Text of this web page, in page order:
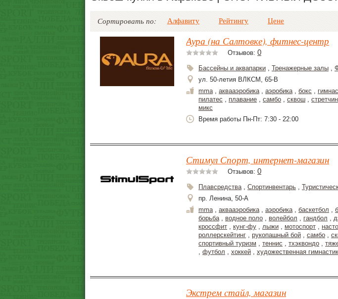
Сортировать по: Алфавиту Рейтингу Цене
Аура (на Салтовке), фитнес-центр
Отзывов: 0
Бассейны и аквапарки , Тренажерные залы ,
ул. 50-летия ВЛКСМ, 65-В
mma, аквааэробика, аэробика, бокс ,
пилатес , плавание , самбо , сквош ,
микс
Время работы Пн-Пт: 7:30 - 22:00
Стимул Спорт, интернет-магазин
Отзывов: 0
Плавсредства, Спортинвентарь ,
пр. Ленина, 50-А
mma, аквааэробика, аэробика, баскетбол ,
борьба, водное поло , волейбол , гандбол ,
кроссфит , кунг-фу , лыжи , мотоспорт ,
роллерскейтинг , рукопашный бой , самбо ,
спортивный туризм , теннис , тхэквондо ,
, футбол , хоккей , художественная
Экстрем cтайл, магазин